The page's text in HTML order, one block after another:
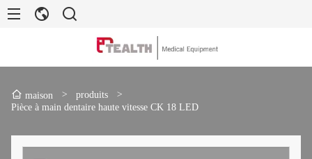
maison > produits
>
Pièce à main dentaire haute vitesse CK 18 LED